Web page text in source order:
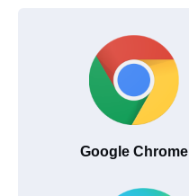
Google Chrome